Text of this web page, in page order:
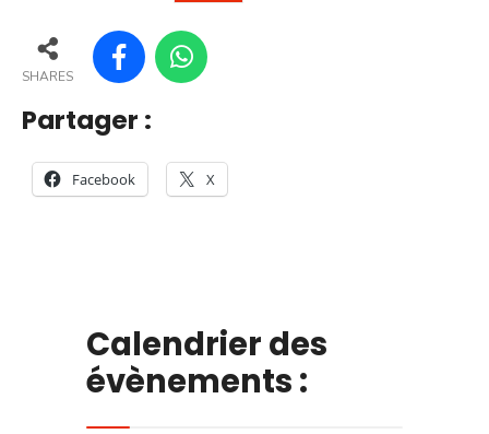
SHARES
Partager :
Facebook X
Calendrier des
évènements :